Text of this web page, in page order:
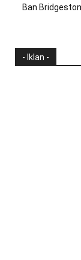
Ban
- Iklan -